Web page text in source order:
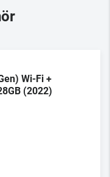
Wi-Fi +
(2022)